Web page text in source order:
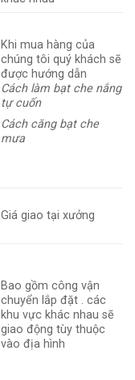
Khi mua hàng của
chúng tôi quý khách sẽ
được hướng dẫn
Cách làm bạt che nắng
tự cuốn
Cách căng bạt che
mưa
Giá giao tại xưởng
Bao gồm công vận
chuyển lắp đặt . các
khu vực khác nhau sẽ
giao động tùy thuộc
vào địa hình